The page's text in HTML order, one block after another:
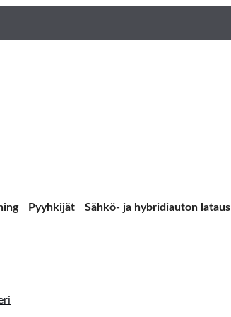
Pyyhkijät Sähkö- ja hybridiauton lataus